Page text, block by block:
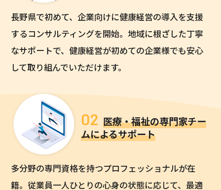
長野県で初めて、企業向けに健康経営の導入を支援
するコンサルティングを開始。地域に根ざした丁寧
なサポートで、健康経営が初めての企業様でも安心
して取り組んでいただけます。
02 医療・福祉の専門家チー
ムによるサポート
多分野の専門資格を持つプロフェッショナルが在
籍。従業員一人ひとりの心身の状態に応じて、最適